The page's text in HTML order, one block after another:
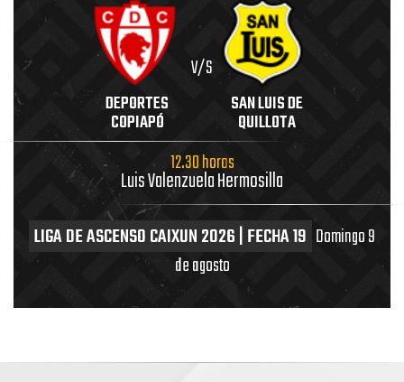
DEPORTES
COPIAPÓ
V/S
SAN LUIS DE
QUILLOTA
12.30 horas
Luis Valenzuela Hermosilla
LIGA DE ASCENSO CAIXUN 2026 | FECHA 19 Domingo 9
de agosto